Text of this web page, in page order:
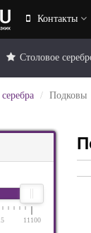
Контакты
Столовое
Подковы
11100